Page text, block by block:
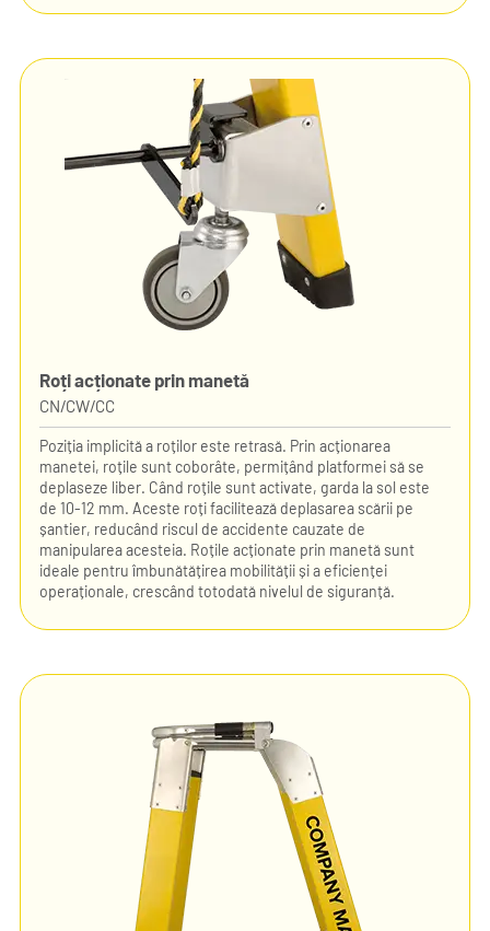
Roți acționate prin manetă
CN/CW/CC
Poziția implicită a roților este retrasă. Prin acționarea
manetei, roțile sunt coborâte, permițând platformei să se
deplaseze liber. Când roțile sunt activate, garda la sol este
de 10-12 mm. Aceste roți facilitează deplasarea scării pe
șantier, reducând riscul de accidente cauzate de
manipularea acesteia. Roțile acționate prin manetă sunt
ideale pentru îmbunătățirea mobilității și a eficienței
operaționale, crescând totodată nivelul de siguranță.